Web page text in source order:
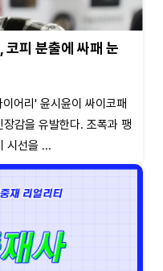
코피 분출에 싸패 눈
어리' 윤시윤이 싸이코패
감을 유발한다. 조폭과 팽
시선을 ...